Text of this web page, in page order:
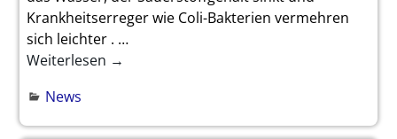
Krankheitserreger wie Coli-Bakterien vermehren
sich leichter . …
Weiterlesen →
News